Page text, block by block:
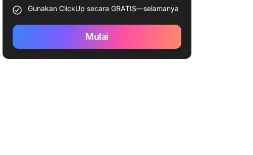
Gunakan ClickUp secara GRATIS—selamanya
Mulai